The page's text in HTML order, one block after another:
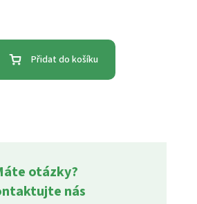
Přidat do košíku
otázky?
nás